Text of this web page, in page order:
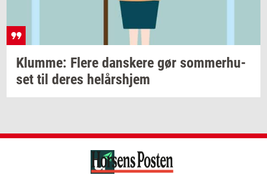
Klum­me: Flere dan­ske­re gør som­mer­hu­
set til deres helårs­hjem